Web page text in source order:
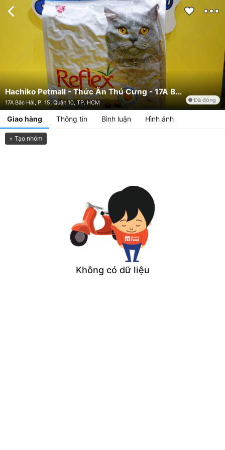
Hachiko Petmall - Thức Ăn Thú Cưng - 17A Bắc Hải
17A Bắc Hải, P. 15, Quận 10, TP. HCM Đã đóng
Giao hàng Thông tin Bình luận Hình ảnh
+ Tạo nhóm
Không có dữ liệu